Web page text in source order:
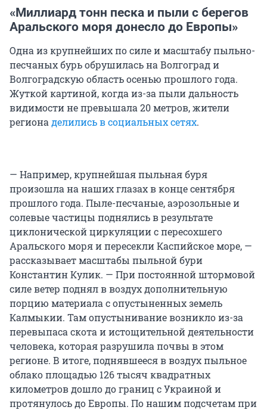
«Миллиард тонн песка и пыли с берегов
Аральского моря донесло до Европы»
Одна из крупнейших по силе и масштабу пыльно-
песчаных бурь обрушилась на Волгоград и
Волгоградскую область осенью прошлого года.
Жуткой картиной, когда из-за пыли дальность
видимости не превышала 20 метров, жители
региона делились в социальных сетях.
— Например, крупнейшая пыльная буря
произошла на наших глазах в конце сентября
прошлого года. Пыле-песчаные, аэрозольные и
солевые частицы поднялись в результате
циклонической циркуляции с пересохшего
Аральского моря и пересекли Каспийское море, —
рассказывает масштабы пыльной бури
Константин Кулик. — При постоянной штормовой
силе ветер поднял в воздух дополнительную
порцию материала с опустыненных земель
Калмыкии. Там опустынивание возникло из-за
перевыпаса скота и истощительной деятельности
человека, которая разрушила почвы в этом
регионе. В итоге, поднявшееся в воздух пыльное
облако площадью 126 тысяч квадратных
километров дошло до границ с Украиной и
протянулось до Европы. По нашим подсчетам при